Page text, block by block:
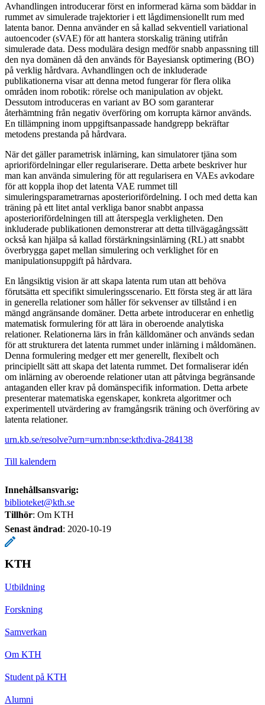
Avhandlingen introducerar först en informerad kärna som bäddar in
rummet av simulerade trajektorier i ett lågdimensionellt rum med
latenta banor. Denna använder en så kallad sekventiell variational
autoencoder (sVAE) för att hantera storskalig träning utifrån
simulerade data. Dess modulära design medför snabb anpassning till
den nya domänen då den används för Bayesiansk optimering (BO)
på verklig hårdvara. Avhandlingen och de inkluderade
publikationerna visar att denna metod fungerar för flera olika
områden inom robotik: rörelse och manipulation av objekt.
Dessutom introduceras en variant av BO som garanterar
återhämtning från negativ överföring om korrupta kärnor används.
En tillämpning inom uppgiftsanpassade handgrepp bekräftar
metodens prestanda på hårdvara.
När det gäller parametrisk inlärning, kan simulatorer tjäna som
apriorifördelningar eller regulariserare. Detta arbete beskriver hur
man kan använda simulering för att regularisera en VAEs avkodare
för att koppla ihop det latenta VAE rummet till
simuleringsparametrarnas aposteriorifördelning. I och med detta kan
träning på ett litet antal verkliga banor snabbt anpassa
aposteriorifördelningen till att återspegla verkligheten. Den
inkluderade publikationen demonstrerar att detta tillvägagångssätt
också kan hjälpa så kallad förstärkningsinlärning (RL) att snabbt
överbrygga gapet mellan simulering och verklighet för en
manipulationsuppgift på hårdvara.
En långsiktig vision är att skapa latenta rum utan att behöva
förutsätta ett specifikt simuleringsscenario. Ett första steg är att lära
in generella relationer som håller för sekvenser av tillstånd i en
mängd angränsande domäner. Detta arbete introducerar en enhetlig
matematisk formulering för att lära in oberoende analytiska
relationer. Relationerna lärs in från källdomäner och används sedan
för att strukturera det latenta rummet under inlärning i måldomänen.
Denna formulering medger ett mer generellt, flexibelt och
principiellt sätt att skapa det latenta rummet. Det formaliserar idén
om inlärning av oberoende relationer utan att påtvinga begränsande
antaganden eller krav på domänspecifik information. Detta arbete
presenterar matematiska egenskaper, konkreta algoritmer och
experimentell utvärdering av framgångsrik träning och överföring av
latenta relationer.
urn.kb.se/resolve?urn=urn:nbn:se:kth:diva-284138
Till kalendern
Innehållsansvarig:
biblioteket@kth.se
Tillhör: Om KTH
Senast ändrad: 2020-10-19
KTH
Utbildning
Forskning
Samverkan
Om KTH
Student på KTH
Alumni